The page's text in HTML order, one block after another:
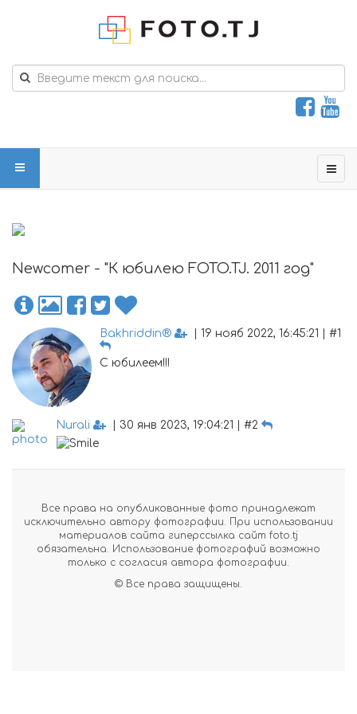
Newcomer - "К юбилею FOTO.TJ. 2011 год"
Bakhriddin® | 19 нояб 2022, 16:45:21 | #1
С юбилеем!!!
Nurali | 30 янв 2023, 19:04:21 | #2
Все права на опубликованные фото принадлежат
исключительно автору фотографии. При использовании
материалов сайта гиперссылка сайт foto.tj
обязательна. Использование фотографий возможно
только с согласия автора фотографии.
© Все права защищены.